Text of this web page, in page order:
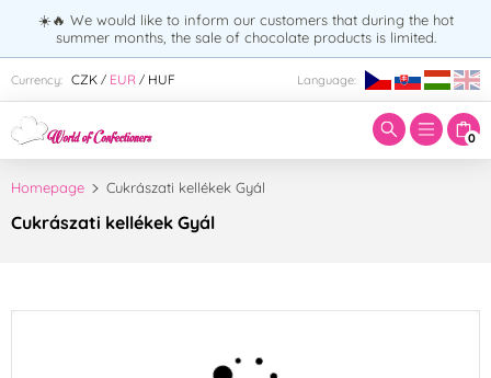
☀️🔥 We would like to inform our customers that during the hot
summer months, the sale of chocolate products is limited.
Currency: CZK / EUR / HUF Language:
0
Enter search term:
Homepage Cukrászati kellékek Gyál
Cukrászati kellékek Gyál